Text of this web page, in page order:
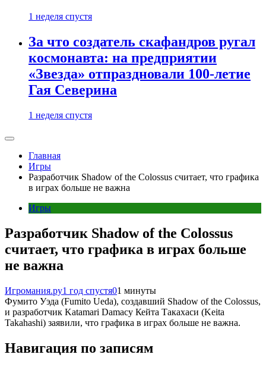
1 неделя спустя
За что создатель скафандров ругал
космонавта: на предприятии
«Звезда» отпраздновали 100-летие
Гая Северина
1 неделя спустя
Главная
Игры
Разработчик Shadow of the Colossus считает, что графика
в играх больше не важна
Игры
Разработчик Shadow of the Colossus
считает, что графика в играх больше
не важна
Игромания.ру1 год спустя01 минуты
Фумито Уэда (Fumito Ueda), создавший Shadow of the Colossus,
и разработчик Katamari Damacy Кейта Такахаси (Keita
Takahashi) заявили, что графика в играх больше не важна.
Навигация по записям